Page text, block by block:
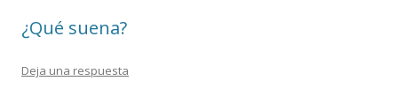
k
¿Qué suena?
Deja una respuesta